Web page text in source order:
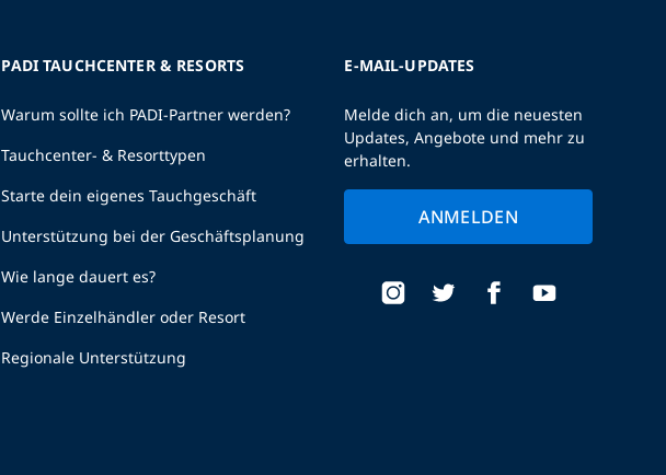
PADI TAUCHCENTER & RESORTS
Warum sollte ich PADI-Partner werden?
Tauchcenter- & Resorttypen
Starte dein eigenes Tauchgeschäft
Unterstützung bei der Geschäftsplanung
Wie lange dauert es?
Werde Einzelhändler oder Resort
Regionale Unterstützung
E-MAIL-UPDATES
Melde dich an, um die neuesten
Updates, Angebote und mehr zu
erhalten.
ANMELDEN